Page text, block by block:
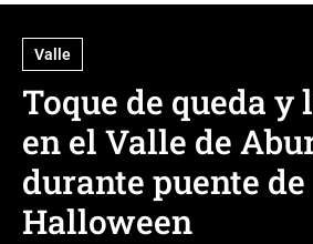
Valle
Toque de queda y
en el Valle de
durante puente de
Halloween